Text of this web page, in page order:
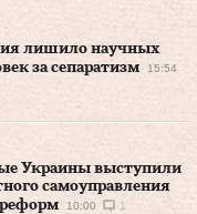
лишило научных
за сепаратизм
15:54
Украины выступили
самоуправления
10:00
1